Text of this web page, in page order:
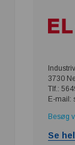
3730
Tlf.:
E-mail:
Besøg
Se